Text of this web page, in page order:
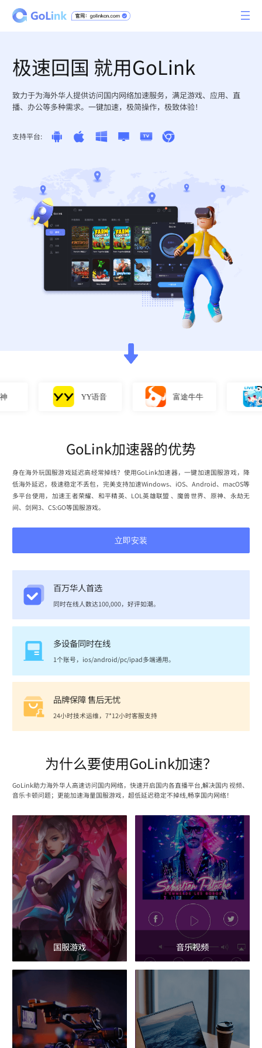
极速回国 就用GoLink
致力于为海外华人提供访问国内网络加速服务，满足游戏、应用、直
播、办公等多种需求。一键加速，极简操作，极致体验！
支持平台:
YY语音 富途牛牛
GoLink加速器的优势
身在海外玩国服游戏延迟高经常掉线？使用GoLink加速器，一键加速国服游戏，降
低海外延迟，极速稳定不丢包，完美支持加速Windows、iOS、Android、macOS等
多平台使用，加速王者荣耀、和平精英、LOL英雄联盟 、魔兽世界、原神、永劫无
间、剑网3、CS:GO等国服游戏。
立即安装
百万华人首选
同时在线人数达100,000，好评如潮。
多设备同时在线
1个账号，ios/android/pc/ipad多端通用。
品牌保障 售后无忧
24小时技术运维，7*12小时客服支持
为什么要使用GoLink加速？
GoLink助力海外华人高速访问国内网络，快速开启国内各直播平台,解决国内 视频、
音乐卡顿问题；更能加速海量国服游戏，超低延迟稳定不掉线,畅享国内网络！
国服游戏 音乐视频